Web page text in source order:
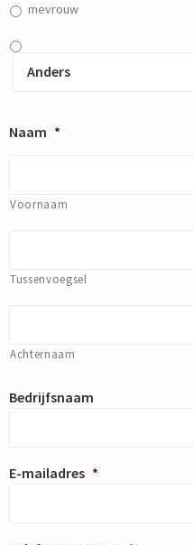
mevrouw
Naam *
Voornaam
Tussenvoegsel
Achternaam
Bedrijfsnaam
E-mailadres *